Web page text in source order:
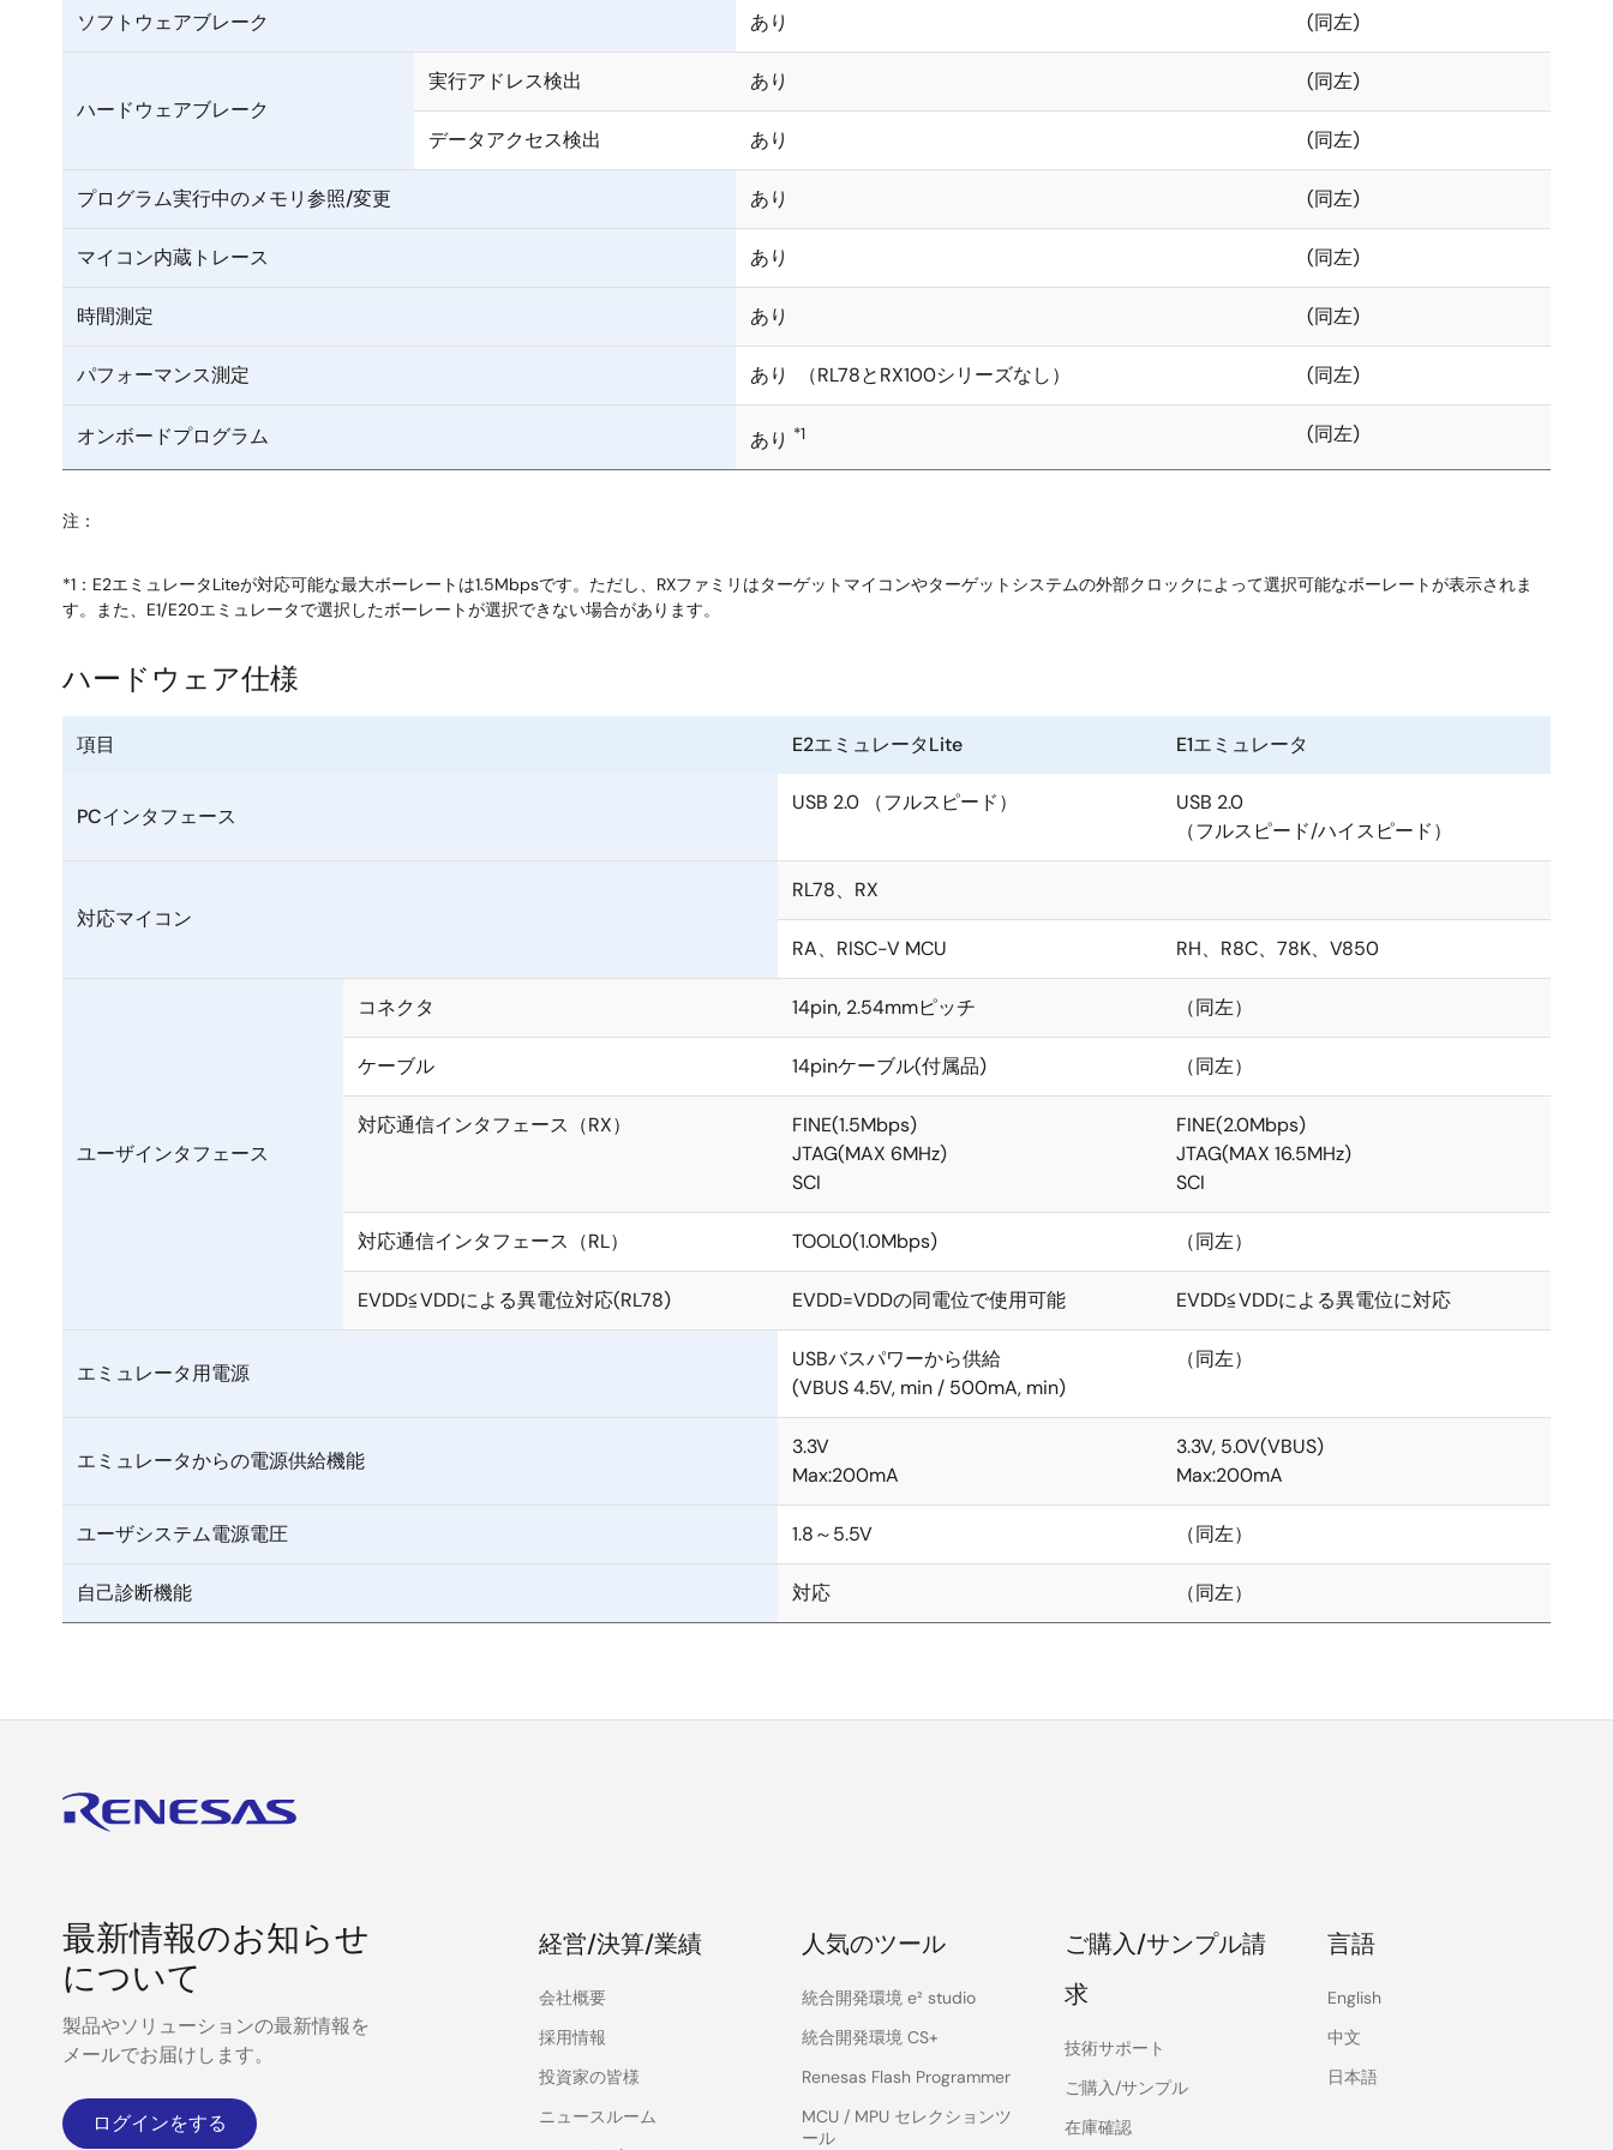
ソフトウェアブレーク あり (同左)
ハードウェアブレーク
実行アドレス検出 あり (同左)
データアクセス検出 あり (同左)
プログラム実行中のメモリ参照/変更 あり (同左)
マイコン内蔵トレース あり (同左)
時間測定 あり (同左)
パフォーマンス測定 あり （RL78とRX100シリーズなし） (同左)
オンボードプログラム あり *1 (同左)
注：
*1：E2エミュレータLiteが対応可能な最大ボーレートは1.5Mbpsです。ただし、RXファミリはターゲットマイコンやターゲットシステムの外部クロックによって選択可能なボーレートが表示されま
す。また、E1/E20エミュレータで選択したボーレートが選択できない場合があります。
ハードウェア仕様
項目 E2エミュレータLite E1エミュレータ
PCインタフェース
USB 2.0 （フルスピード）
USB 2.0
（フルスピード/ハイスピード）
対応マイコン
RL78、RX
RA、RISC-V MCU RH、R8C、78K、V850
ユーザインタフェース
コネクタ 14pin, 2.54mmピッチ （同左）
ケーブル 14pinケーブル(付属品) （同左）
対応通信インタフェース（RX）
FINE(1.5Mbps)
JTAG(MAX 6MHz)
SCI
FINE(2.0Mbps)
JTAG(MAX 16.5MHz)
SCI
対応通信インタフェース（RL） TOOL0(1.0Mbps) （同左）
EVDD≦VDDによる異電位対応(RL78) EVDD=VDDの同電位で使用可能 EVDD≦VDDによる異電位に対応
エミュレータ用電源
USBバスパワーから供給
(VBUS 4.5V, min / 500mA, min)
（同左）
エミュレータからの電源供給機能
3.3V
Max:200mA
3.3V, 5.0V(VBUS)
Max:200mA
ユーザシステム電源電圧 1.8～5.5V （同左）
自己診断機能 対応 （同左）
最新情報のお知らせ
について
製品やソリューションの最新情報を
メールでお届けします。
ログインをする
経営/決算/業績
会社概要
採用情報
投資家の皆様
ニュースルーム
人気のツール
統合開発環境 e² studio
統合開発環境 CS+
Renesas Flash Programmer
MCU / MPU セレクションツ
ール
ご購入/サンプル請
求
技術サポート
ご購入/サンプル
在庫確認
言語
English
中文
日本語